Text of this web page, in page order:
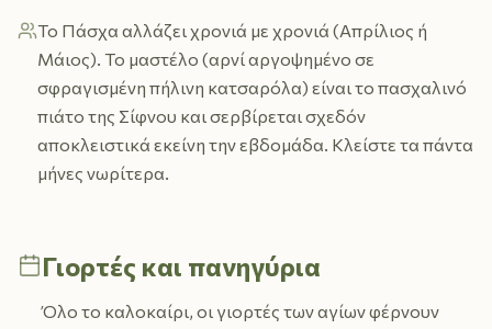
Το Πάσχα αλλάζει χρονιά με χρονιά (Απρίλιος ή
Μάιος). Το μαστέλο (αρνί αργοψημένο σε
σφραγισμένη πήλινη κατσαρόλα) είναι το πασχαλινό
πιάτο της Σίφνου και σερβίρεται σχεδόν
αποκλειστικά εκείνη την εβδομάδα. Κλείστε τα πάντα
μήνες νωρίτερα.
Γιορτές και πανηγύρια
Όλο το καλοκαίρι, οι γιορτές των αγίων φέρνουν